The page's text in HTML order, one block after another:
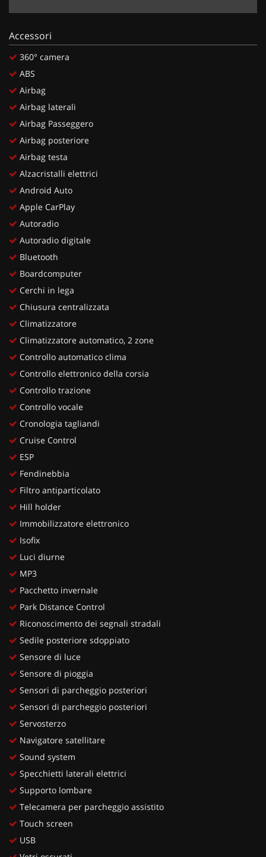
Accessori
360° camera
ABS
Airbag
Airbag laterali
Airbag Passeggero
Airbag posteriore
Airbag testa
Alzacristalli elettrici
Android Auto
Apple CarPlay
Autoradio
Autoradio digitale
Bluetooth
Boardcomputer
Cerchi in lega
Chiusura centralizzata
Climatizzatore
Climatizzatore automatico, 2 zone
Controllo automatico clima
Controllo elettronico della corsia
Controllo trazione
Controllo vocale
Cronologia tagliandi
Cruise Control
ESP
Fendinebbia
Filtro antiparticolato
Hill holder
Immobilizzatore elettronico
Isofix
Luci diurne
MP3
Pacchetto invernale
Park Distance Control
Riconoscimento dei segnali stradali
Sedile posteriore sdoppiato
Sensore di luce
Sensore di pioggia
Sensori di parcheggio posteriori
Sensori di parcheggio posteriori
Servosterzo
Navigatore satellitare
Sound system
Specchietti laterali elettrici
Supporto lombare
Telecamera per parcheggio assistito
Touch screen
USB